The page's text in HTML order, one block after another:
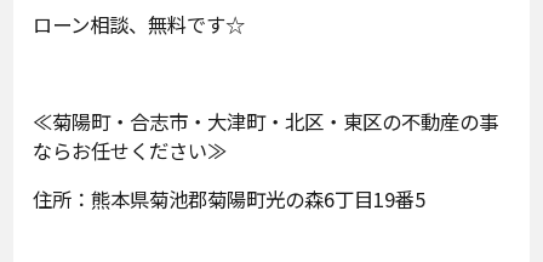
ローン相談、無料です☆
≪菊陽町・合志市・大津町・北区・東区の不動産の事
ならお任せください≫
住所：熊本県菊池郡菊陽町光の森6丁目19番5